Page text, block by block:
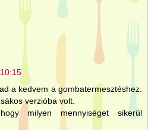
a kedvem a gombatermesztéshez.
verzióba volt.
milyen mennyiséget sikerül